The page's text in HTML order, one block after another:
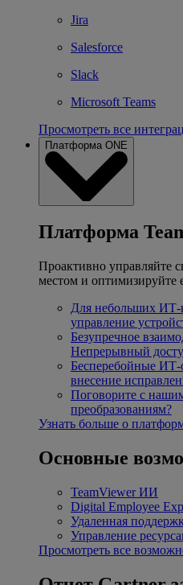
Jira
Salesforce
Slack
Microsoft Teams
Просмотреть все
Платформа ONE
Платформа
Проактивно управляйте
местом и оптимизируйте
Для небольших ИТ-
управление
Безупречное
Непрерывный
Бесперебойные ИТ-
внесение
Поговорите с
преобразованиям?
Узнать больше о
Основные
TeamViewer ИИ
Digital Employee
Удаленная
Управление
Просмотреть все